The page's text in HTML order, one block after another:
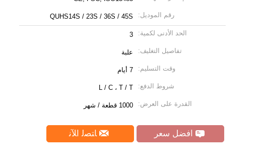
رقم الموديل: QUHS14S / 23S / 36S / 45S
الحد الأدنى لكمية: 3
تفاصيل التغليف: علبة
وقت التسليم: 7 أيام
شروط الدفع: L / C ، T / T
القدرة على العرض: 1000 قطعة / شهر
افضل سعر ﺎﺘﺼﻟ ﺍﻶﻧ